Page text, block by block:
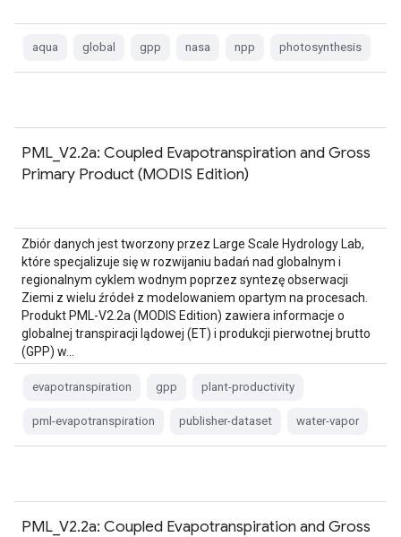
aqua global gpp nasa npp photosynthesis
PML_V2.2a: Coupled Evapotranspiration and Gross
Primary Product (MODIS Edition)
Zbiór danych jest tworzony przez Large Scale Hydrology Lab,
które specjalizuje się w rozwijaniu badań nad globalnym i
regionalnym cyklem wodnym poprzez syntezę obserwacji
Ziemi z wielu źródeł z modelowaniem opartym na procesach.
Produkt PML-V2.2a (MODIS Edition) zawiera informacje o
globalnej transpiracji lądowej (ET) i produkcji pierwotnej brutto
(GPP) w…
evapotranspiration gpp plant-productivity
pml-evapotranspiration publisher-dataset water-vapor
PML_V2.2a: Coupled Evapotranspiration and Gross